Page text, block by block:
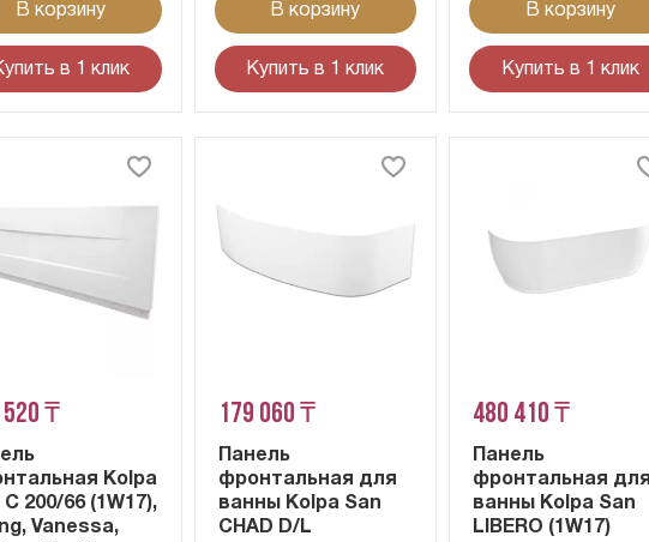
В корзину
в 1 клик
В корзину
Купить в 1 клик
В корзину
Купить в 1 клик
₸
Kolpa
C 200/66 (1W17),
Vanessa,
179 060 ₸
Панель
фронтальная для
ванны Kolpa San
CHAD D/L
480 410 ₸
Панель
фронтальная для
ванны Kolpa San
LIBERO (1W17)